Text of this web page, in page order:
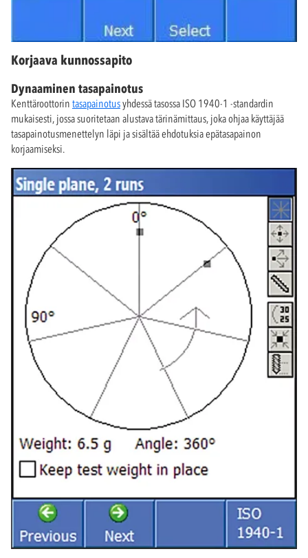
Korjaava kunnossapito
Dynaaminen tasapainotus
Kenttäroottorin tasapainotusyhdessä tasossa ISO 1940-1 -standardin
mukaisesti, jossa suoritetaan alustava tärinämittaus, joka ohjaa käyttäjää
tasapainotusmenettelyn läpi ja sisältää ehdotuksia epätasapainon
korjaamiseksi.